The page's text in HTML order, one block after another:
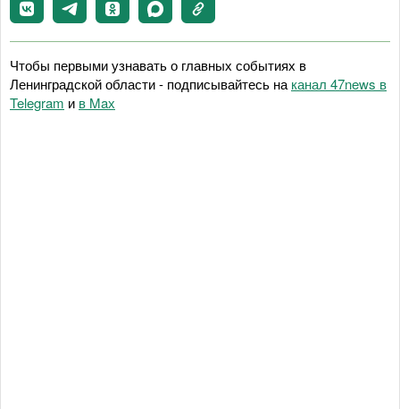
Чтобы первыми узнавать о главных событиях в
Ленинградской области - подписывайтесь на канал 47news в
Telegram и в Maх